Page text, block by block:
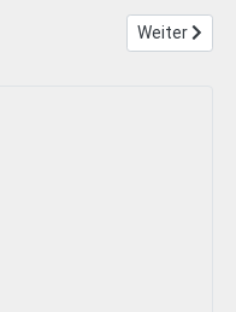
Nächster
Weiter